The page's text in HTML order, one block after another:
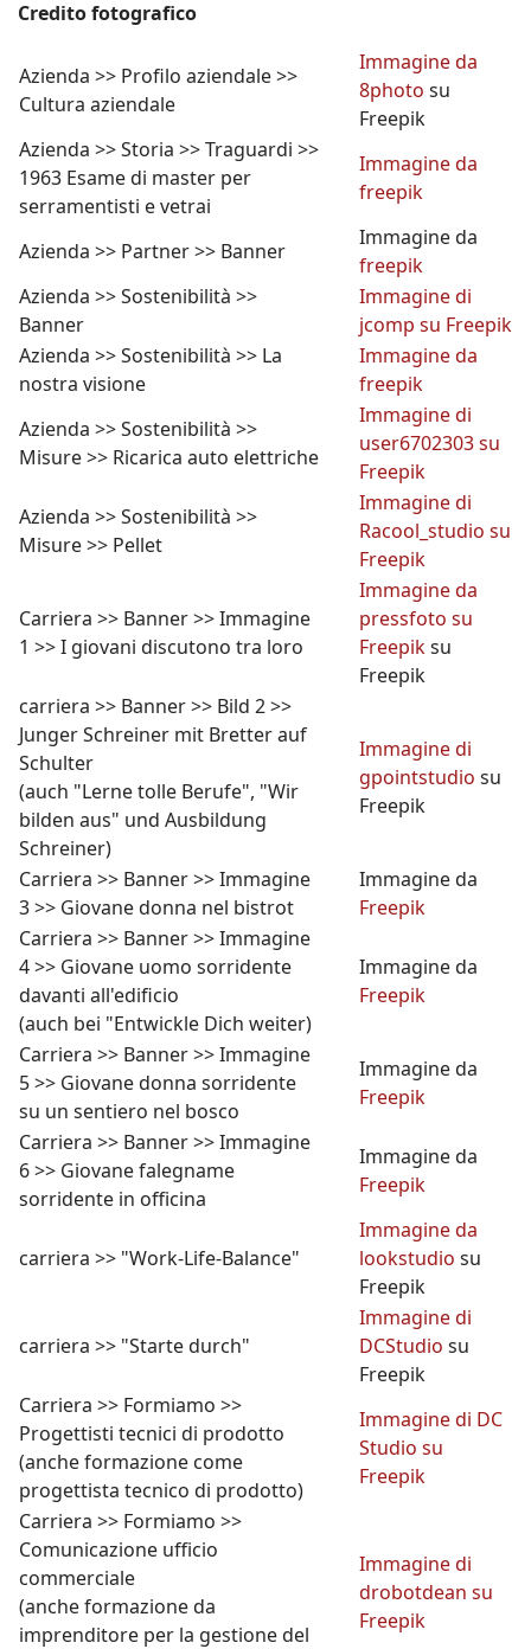
Credito fotografico
Azienda >> Profilo aziendale >>
Cultura aziendale
Immagine da
8photo su
Freepik
Azienda >> Storia >> Traguardi >>
1963 Esame di master per
serramentisti e vetrai
Immagine da
freepik
Azienda >> Partner >> Banner
Immagine da
freepik
Azienda >> Sostenibilità >>
Banner
Immagine di
jcomp su Freepik
Azienda >> Sostenibilità >> La
nostra visione
Immagine da
freepik
Azienda >> Sostenibilità >>
Misure >> Ricarica auto elettriche
Immagine di
user6702303 su
Freepik
Azienda >> Sostenibilità >>
Misure >> Pellet
Immagine di
Racool_studio su
Freepik
Carriera >> Banner >> Immagine
1 >> I giovani discutono tra loro
Immagine da
pressfoto su
Freepiksu
Freepik
carriera >> Banner >> Bild 2 >>
Junger Schreiner mit Bretter auf
Schulter
(auch "Lerne tolle Berufe", "Wir
bilden aus" und Ausbildung
Schreiner)
Immagine di
gpointstudio su
Freepik
Carriera >> Banner >> Immagine
3 >> Giovane donna nel bistrot
Immagine da
Freepik
Carriera >> Banner >> Immagine
4 >> Giovane uomo sorridente
davanti all'edificio
(auch bei "Entwickle Dich weiter)
Immagine da
Freepik
Carriera >> Banner >> Immagine
5 >> Giovane donna sorridente
su un sentiero nel bosco
Immagine da
Freepik
Carriera >> Banner >> Immagine
6 >> Giovane falegname
sorridente in officina
Immagine da
Freepik
carriera >> "Work-Life-Balance"
Immagine da
lookstudio su
Freepik
carriera >> "Starte durch"
Immagine di
DCStudio su
Freepik
Carriera >> Formiamo >>
Progettisti tecnici di prodotto
(anche formazione come
progettista tecnico di prodotto)
Immagine di DC
Studio su
Freepik
Carriera >> Formiamo >>
Comunicazione ufficio
commerciale
(anche formazione da
imprenditore per la gestione del
Immagine di
drobotdean su
Freepik